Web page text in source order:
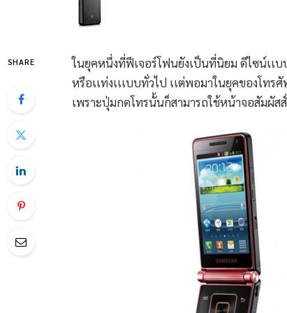
SHARE
ในยุคหนึ่งที่ฟีเจอร์โฟนยังเป็นที่นิยม ดีไซน์เเ
หรือเเท่งเเเบบทั่วไป เเต่พอมาในยุคของโ
เพราะปุ่มกดโทรนั้นก็สามารถใช้หน้าจอสัมผัส